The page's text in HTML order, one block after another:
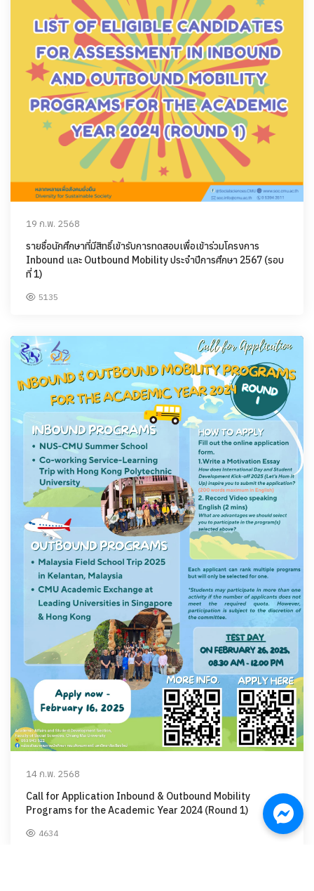
19 ก.พ. 2568
รายชื่อนักศึกษาที่มีสิทธิ์เข้ารับการทดสอบเพื่อเข้าร่วมโครงการ
Inbound และ Outbound Mobility ประจำปีการศึกษา 2567 (รอบ
ที่ 1)
5135
14 ก.พ. 2568
Call for Application Inbound & Outbound Mobility
Programs for the Academic Year 2024 (Round 1)
4634